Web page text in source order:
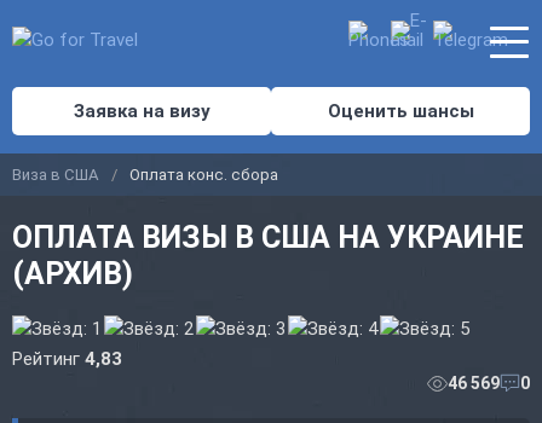
Заявка на визу Оценить шансы
Виза в США Оплата конс. сбора
ОПЛАТА ВИЗЫ В США НА УКРАИНЕ
(АРХИВ)
Рейтинг 4,83
46 569 0